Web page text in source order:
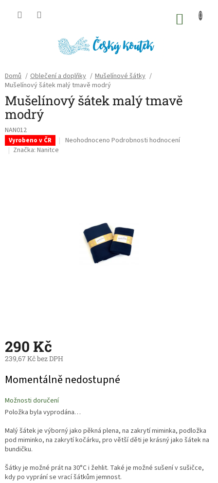
Domů / Oblečení a doplňky / Mušelínové šátky /
Mušelínový šátek malý tmavě modrý
Mušelínový šátek malý tmavě
modrý
NAN012
Vyrobeno v ČR
Průměrné
Neohodnoceno Podrobnosti hodnocení
Značka: Nanitce
290 Kč
239,67 Kč bez DPH
cena:
Momentálně nedostupné
Možnosti doručení
Položka byla vyprodána…
Malý šátek je výborný jako pěkná plena, na zakrytí miminka, podložka
pod miminko, na zakrytí kočárku, pro větší děti je krásný jako šátek na
bundičku.
Šátky je možné prát na 30°C i žehlit. Také je možné sušení v sušičce,
kdy po vyprání se vrací šátkům jemnost.